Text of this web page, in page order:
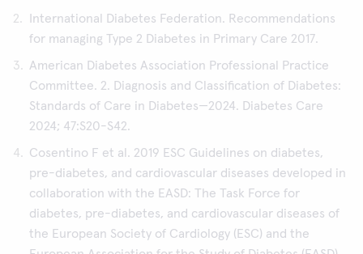
International Diabetes Federation. Recommendations
for managing Type 2 Diabetes in Primary Care 2017.
American Diabetes Association Professional Practice
Committee. 2. Diagnosis and Classification of Diabetes:
Standards of Care in Diabetes—2024. Diabetes Care
2024; 47:S20-S42.
Cosentino F et al. 2019 ESC Guidelines on diabetes,
pre-diabetes, and cardiovascular diseases developed in
collaboration with the EASD: The Task Force for
diabetes, pre-diabetes, and cardiovascular diseases of
the European Society of Cardiology (ESC) and the